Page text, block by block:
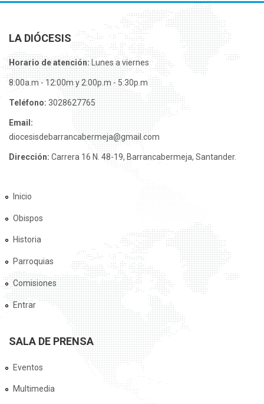
LA DIÓCESIS
Horario de atención:Lunes a viernes
8:00a.m - 12:00m y 2:00p.m - 5:30p.m
Teléfono: 3028627765
Email:
diocesisdebarrancabermeja@gmail.com
Dirección: Carrera 16 N. 48-19, Barrancabermeja, Santander.
Inicio
Obispos
Historia
Parroquias
Comisiones
Entrar
SALA DE PRENSA
Eventos
Multimedia